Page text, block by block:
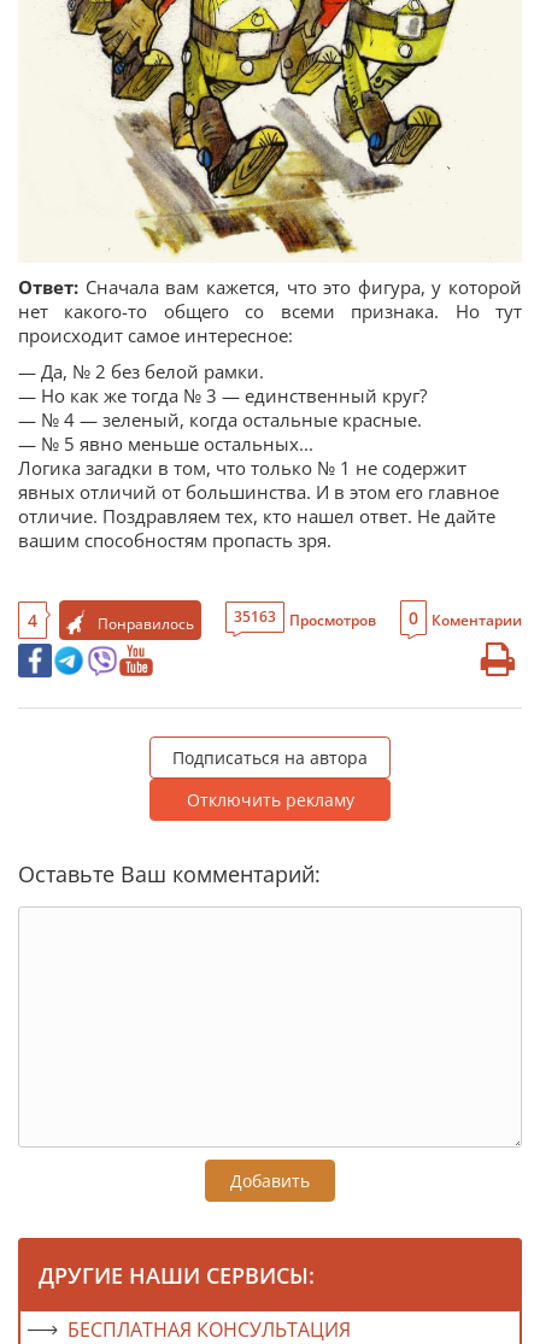
Ответ: Сначала вам кажется, что это фигура, у которой
нет какого-то общего со всеми признака. Но тут
происходит самое интересное:
— Да, № 2 без белой рамки.
— Но как же тогда № 3 — единственный круг?
— № 4 — зеленый, когда остальные красные.
— № 5 явно меньше остальных...
Логика загадки в том, что только № 1 не содержит
явных отличий от большинства. И в этом его главное
отличие. Поздравляем тех, кто нашел ответ. Не дайте
вашим способностям пропасть зря.
4 Понравилось 35163 Просмотров 0 Коментарии
Подписаться на автора
Отключить рекламу
Оставьте Ваш комментарий:
Добавить
ДРУГИЕ НАШИ СЕРВИСЫ:
БЕСПЛАТНАЯ КОНСУЛЬТАЦИЯ